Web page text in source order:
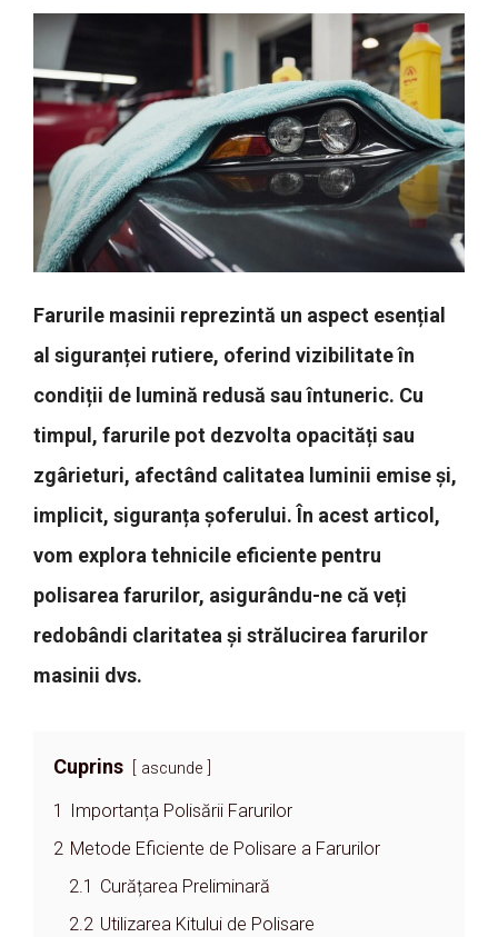
Farurile masinii reprezintă un aspect esențial
al siguranței rutiere, oferind vizibilitate în
condiții de lumină redusă sau întuneric. Cu
timpul, farurile pot dezvolta opacități sau
zgârieturi, afectând calitatea luminii emise și,
implicit, siguranța șoferului. În acest articol,
vom explora tehnicile eficiente pentru
polisarea farurilor, asigurându-ne că veți
redobândi claritatea și strălucirea farurilor
masinii dvs.
Cuprins ascunde
1
Importanța Polisării Farurilor
2 Metode Eficiente de Polisare a Farurilor
2.1 Curățarea Preliminară
2.2 Utilizarea Kitului de Polisare